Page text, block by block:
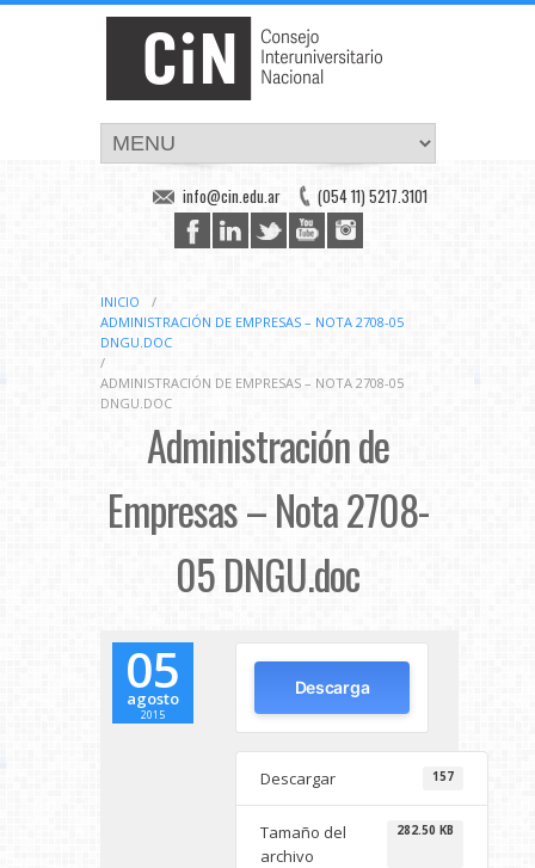
(054 11) 5217.3101
info@cin.edu.ar
INICIO
/
ADMINISTRACIÓN DE EMPRESAS – NOTA 2708-05
DNGU.DOC
/
ADMINISTRACIÓN DE EMPRESAS – NOTA 2708-05
DNGU.DOC
Administración de
Empresas – Nota 2708-
05 DNGU.doc
05
agosto
2015
Descarga
Descargar 157
Tamaño del
archivo
282.50 KB